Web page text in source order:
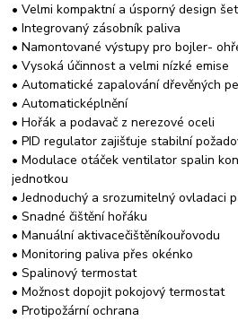
• Velmi kompaktní a úsporný design
• Integrovaný zásobník paliva
• Namontované výstupy pro bojler-
• Vysoká účinnost a velmi nízké emise
•Automatické zapalování dřevěných
•Automaticképlnění
• Hořák a podavač z nerezové oceli
• PID regulator zajišťuje stabilní
• Modulace otáček ventilator spalin
jednotkou
• Jednoduchý a srozumitelný ovladaci
•Snadné čištěníhořáku
• Manuální aktivacečištěníkouřovodu
• Monitoring paliva přes okénko
• Spalinový termostat
• Možnost dopojit pokojový termostat
•Protipožární ochrana